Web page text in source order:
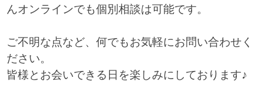
んオンラインでも個別相談は可能です。
ご不明な点など、何でもお気軽にお問い合わせく
ださい。
皆様とお会いできる日を楽しみにしております♪